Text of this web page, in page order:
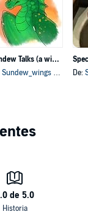
Sundew Talks (a wings of fire podcast
Sundew_wings Of Fire Nerd!!!
De: